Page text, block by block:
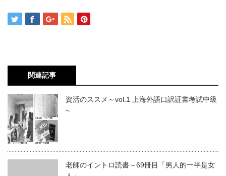
関連記事
資活のススメ～vol.1 上海外語口訳証書考試中級
~
老師のイントロ読書～69冊目「男人的一半是女